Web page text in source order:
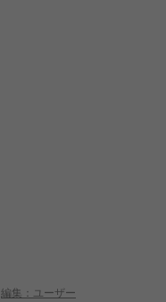
編集：ユーザー